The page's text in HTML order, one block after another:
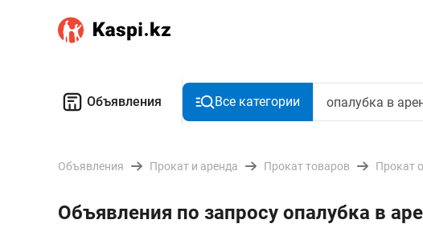
Объявления Все категории
Объявления Прокат и аренда Прокат товаров Прокат
Объявления по запросу опалубка в